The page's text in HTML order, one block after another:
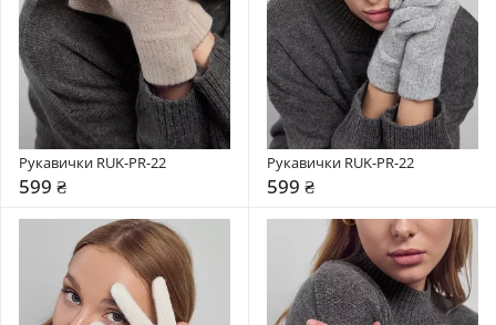
Рукавички RUK-PR-22
599 ₴
Рукавички RUK-PR-22
599 ₴